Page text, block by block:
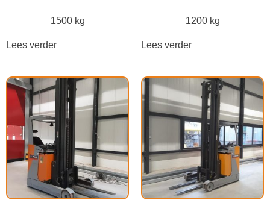
1500 kg
Lees verder
1200 kg
Lees verder